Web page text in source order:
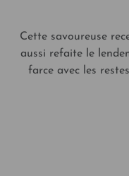
Cette savoureuse
aussi refaite le
farce avec les